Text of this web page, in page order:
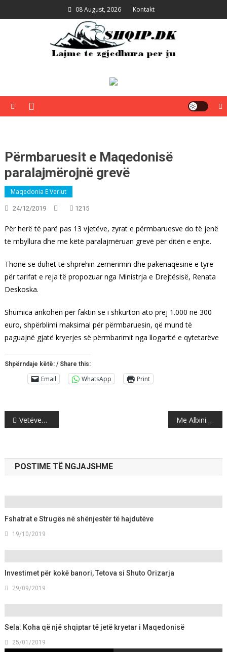
to
08 August, 2026 Kontakt
Përmbaruesit e Maqedonisë
paralajmërojnë grevë
Maqedonia E Veriut
24/12/2019 1215
Për herë të parë pas 13 vjetëve, zyrat e përmbaruesve do të jenë
të mbyllura dhe me këtë paralajmëruan grevë për ditën e enjte.
Thonë se duhet të shprehin zemërimin dhe pakënaqësinë e tyre
për tarifat e reja të propozuar nga Ministrja e Drejtësisë, Renata
Deskoska.
Shumica ankohen për faktin se i shkurton ato prej 1.000 në 300
euro, shpërblimi maksimal për përmbaruesin, që mund të
paguajnë gjatë kryerjes së përmbarimit nga llogaritë e qytetarëve
Shpërndaje këtë: / Share this:
Email WhatsApp Print
Post
navigation
Vetëvendosje e pranon Vjosa Osmanin si kandidate për presidente Me Albinin nuk takohesh kur do ti, zotrote.
POSTIME TË NGJAJSHME
Fshatrat e Strugës në shënjestër të hajdutëve
19/10/2019
Investimet për kokë banori, Tetova si Shuto Orizarja
29/09/2019
Sela: Koha që një shqiptar të jetë kryetar i Maqedonisë
25/01/2019